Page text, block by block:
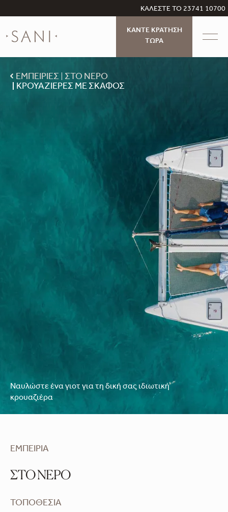
ΚΑΛΕΣΤΕ ΤΟ 23741 10700
ΚΑΝΤΕ ΚΡΑΤΗΣΗ
ΤΩΡΑ
Ναυλώστε ένα γιοτ για τη δική σας ιδιωτική
κρουαζιέρα
ΕΜΠΕΙΡΙΕΣ
ΣΤΟ ΝΕΡΟ
ΚΡΟΥΑΖΙΈΡΕΣ ΜΕ ΣΚΆΦΟΣ
ΕΜΠΕΙΡΊΑ
ΣΤΟ ΝΕΡΟ
ΤΟΠΟΘΕΣΊΑ